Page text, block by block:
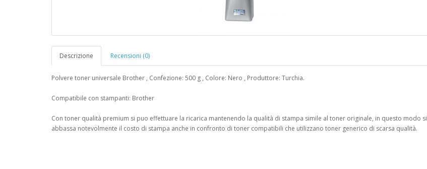
Descrizione Recensioni (0)
Polvere toner universale Brother , Confezione: 500 g , Colore: Nero , Produttore: Turchia.
Compatibile con stampanti: Brother
Con toner qualità premium si puo effettuare la ricarica mantenendo la qualità di stampa simile al toner originale, in questo modo si
abbassa notevolmente il costo di stampa anche in confronto di toner compatibili che utilizzano toner generico di scarsa qualità.